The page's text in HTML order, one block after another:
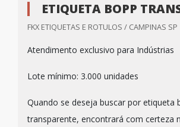
ETIQUETA BOPP
FKX ETIQUETAS E ROTULOS / CAMPINAS SP
Atendimento exclusivo para Indústrias
Lote mínimo: 3.000 unidades
Quando se deseja buscar por etiqueta
transparente, encontrará com certeza